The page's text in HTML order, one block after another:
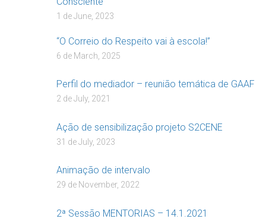
1 de June, 2023
“O Correio do Respeito vai à escola!”
6 de March, 2025
Perfil do mediador – reunião temática de GAAF
2 de July, 2021
Ação de sensibilização projeto S2CENE
31 de July, 2023
Animação de intervalo
29 de November, 2022
2ª Sessão MENTORIAS – 14.1.2021